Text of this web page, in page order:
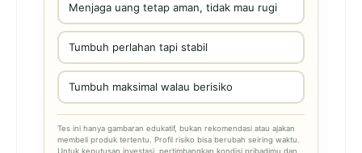
Menjaga uang tetap aman, tidak mau rugi
Tumbuh perlahan tapi stabil
Tumbuh maksimal walau berisiko
Tes ini hanya gambaran edukatif, bukan rekomendasi atau ajakan
membeli produk tertentu. Profil risiko bisa berubah seiring waktu.
Untuk keputusan investasi, pertimbangkan kondisi pribadimu dan